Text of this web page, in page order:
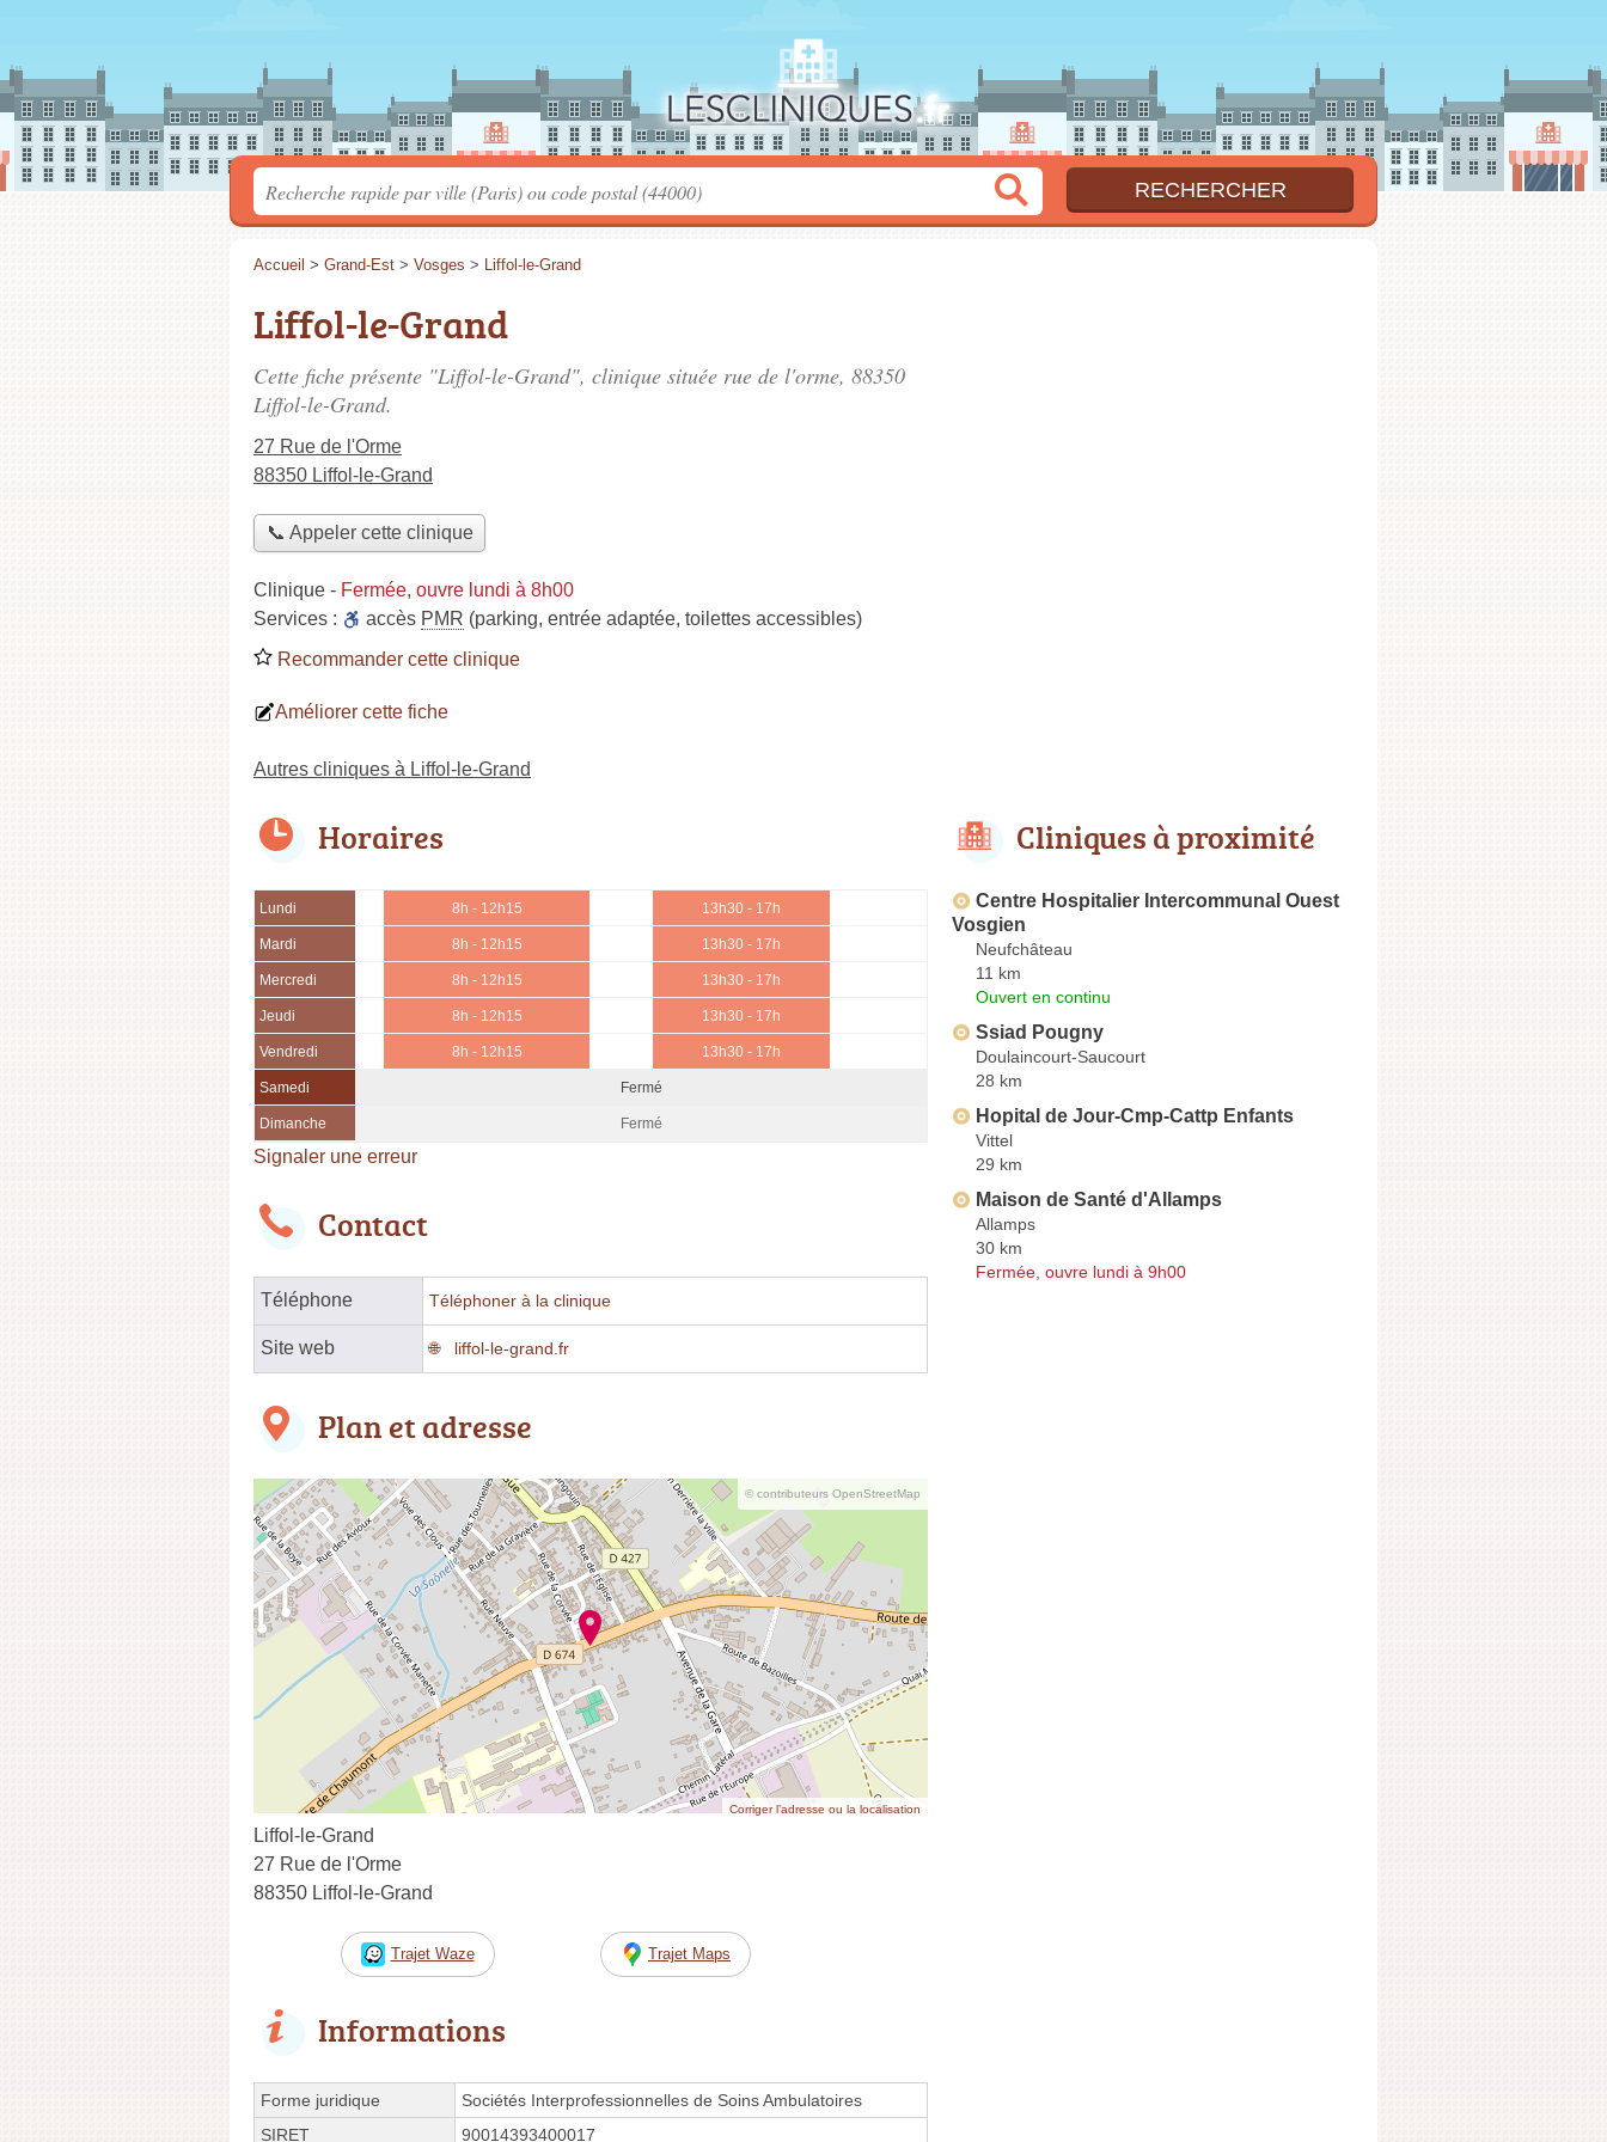
Accueil > Grand-Est > Vosges > Liffol-le-Grand
Liffol-le-Grand
Cette fiche présente "Liffol-le-Grand", clinique située rue de l'orme, 88350
Liffol-le-Grand.
27 Rue de l'Orme
88350 Liffol-le-Grand
📞 Appeler cette clinique
Clinique - Fermée, ouvre lundi à 8h00
Services :
accès PMR (parking, entrée adaptée, toilettes accessibles)
Recommander cette clinique
Améliorer cette fiche
Autres cliniques à Liffol-le-Grand
Horaires
Lundi 8h - 12h15 13h30 - 17h
Mardi 8h - 12h15 13h30 - 17h
Mercredi 8h - 12h15 13h30 - 17h
Jeudi 8h - 12h15 13h30 - 17h
Vendredi 8h - 12h15 13h30 - 17h
Samedi Fermé
Dimanche Fermé
Signaler une erreur
Contact
Téléphone Téléphoner à la clinique
Site web liffol-le-grand.fr
Plan et adresse
© contributeurs OpenStreetMap
Corriger l’adresse ou la localisation
Liffol-le-Grand
27 Rue de l'Orme
88350 Liffol-le-Grand
Trajet Waze Trajet Maps
Informations
Forme juridique
Sociétés Interprofessionnelles de Soins Ambulatoires
SIRET
90014393400017
Cliniques à proximité
Centre Hospitalier Intercommunal Ouest
Vosgien
Neufchâteau
11 km
Ouvert en continu
Ssiad Pougny
Doulaincourt-Saucourt
28 km
Hopital de Jour-Cmp-Cattp Enfants
Vittel
29 km
Maison de Santé d'Allamps
Allamps
30 km
Fermée, ouvre lundi à 9h00